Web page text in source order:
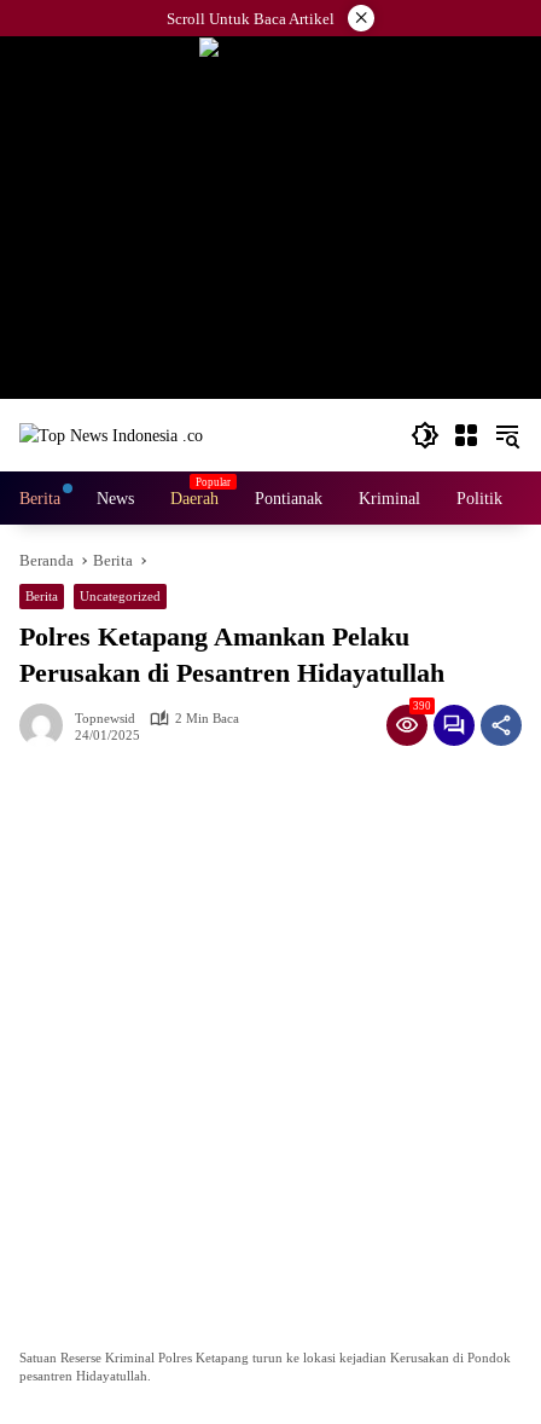
ke
Scroll Untuk Baca Artikel ×
Berita News Daerah Pontianak Kriminal Politik
Beranda Berita
Berita Uncategorized
Polres Ketapang Amankan Pelaku
Perusakan di Pesantren Hidayatullah
Topnewsid
2 Min Baca
24/01/2025
390
Satuan Reserse Kriminal Polres Ketapang turun ke lokasi kejadian Kerusakan di Pondok
pesantren Hidayatullah.